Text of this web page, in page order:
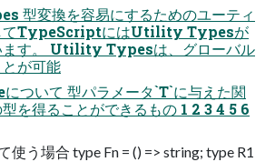
変換を容易にするためのユーティ
てTypeScriptにはUtility Typesが
ます。 Utility Typesは、グローバル
が可能
ついて 型パラメータ`T`に与えた関
を得ることができるもの 1 2 3 4 5 6
使う場合 type Fn = () => string; type R1